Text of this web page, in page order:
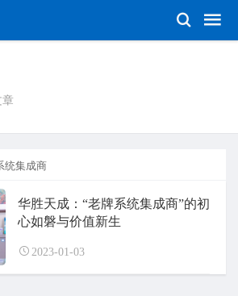
章
统集成商
华胜天成：“老牌系统集成商”的初
心如磐与价值新生
2023-01-03